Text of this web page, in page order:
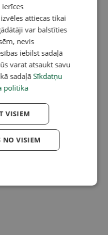
ierīces
attiecas tikai
var balstīties
nevis
iebilst sadaļā
varat atsaukt savu
sadaļā Sīkdatņu
politika
VISIEM
NO VISIEM